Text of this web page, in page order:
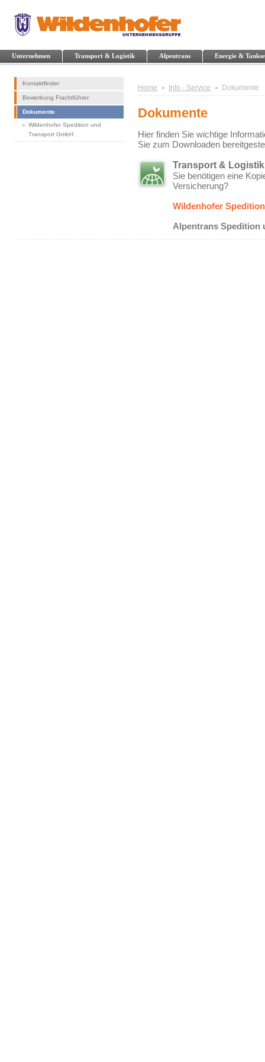
Unternehmen Transport & Logistik Alpentrans Energie &
Kontaktfinder
Bewerbung Frachtführer
Dokumente
Wildenhofer Spedition und
Transport GmbH
Home Info - Service Dokumente
Dokumente
Hier finden Sie wichtige
Sie zum Downloaden
Transport & Logistik
Sie benötigen eine
Versicherung?
Wildenhofer
Alpentrans Spedition